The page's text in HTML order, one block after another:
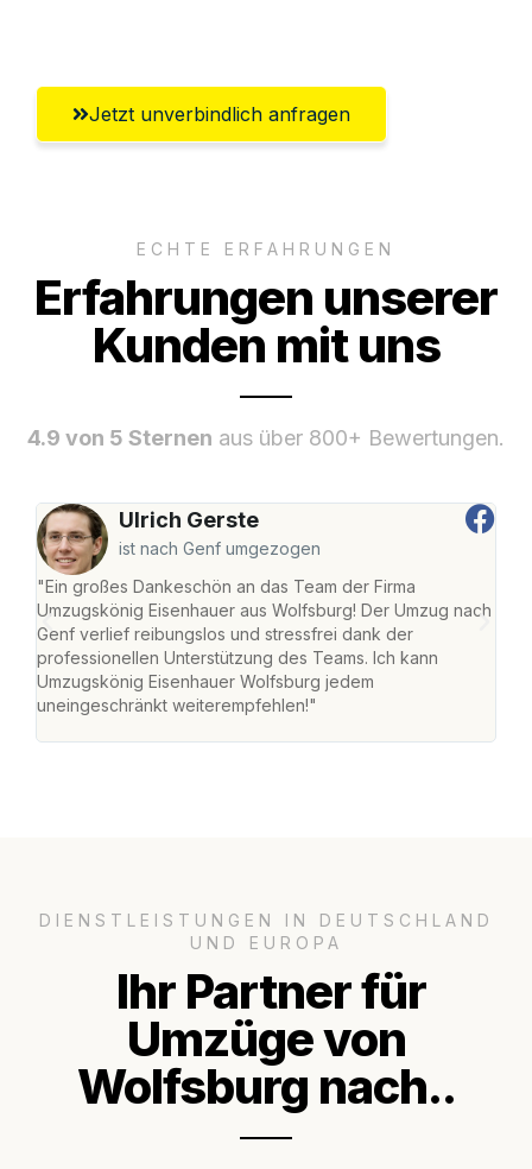
Jetzt unverbindlich anfragen
ECHTE ERFAHRUNGEN
Erfahrungen unserer
Kunden mit uns
4.9 von 5 Sternen aus über 800+ Bewertungen.
Ulrich Gerste
ist nach Genf umgezogen
"Ein großes Dankeschön an das Team der Firma
Umzugskönig Eisenhauer aus Wolfsburg! Der Umzug nach
Genf verlief reibungslos und stressfrei dank der
professionellen Unterstützung des Teams. Ich kann
Umzugskönig Eisenhauer Wolfsburg jedem
uneingeschränkt weiterempfehlen!"
DIENSTLEISTUNGEN IN DEUTSCHLAND
UND EUROPA
Ihr Partner für
Umzüge von
Wolfsburg nach..